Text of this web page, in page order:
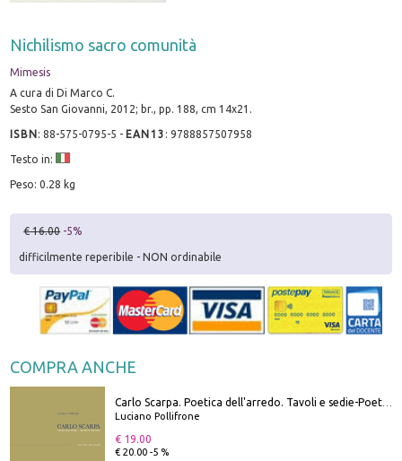
Nichilismo sacro comunità
Mimesis
A cura di Di Marco C.
Sesto San Giovanni, 2012; br., pp. 188, cm 14x21.
ISBN:88-575-0795-5 - EAN13 :9788857507958
Testo in:
Peso: 0.28 kg
€ 16.00 -5%
difficilmente reperibile - NON ordinabile
COMPRA ANCHE
Carlo Scarpa. Poetica dell'arredo. Tavoli e sedie-Poetics of furniture. Tables and chairs. Ediz. bilingue
Luciano Pollifrone
€ 19.00
€ 20.00 -5 %